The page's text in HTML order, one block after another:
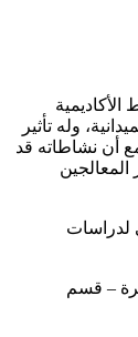
وله تأثير
أن نشاطاته قد
المعالجين
لدراسات
– قسم